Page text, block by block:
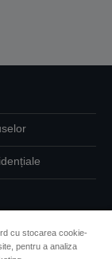
cu stocarea cookie-
pentru a analiza